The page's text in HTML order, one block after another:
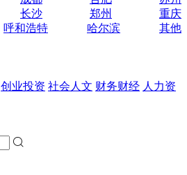
长沙 郑州
重庆
呼和浩特 哈尔滨
其他
创业投资 社会人文 财务财经 人力资